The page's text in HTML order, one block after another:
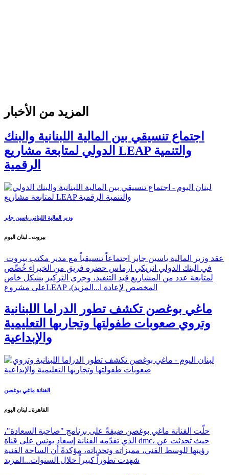
المزيد من الأخبار
اجتماع تنسيقي بين المالية اللبنانية والبنك
الدولي لمتابعة مشاريع LEAP والتنمية
الرقمية
وزير المالية اللبناني ياسين جابر
بيروت ـ لبنان اليوم
في البنك الدولي انريكي ارماس حضره فريق من الخبراء خُصِّص
لمتابعة عدد من المشاريع قيد التنفيذ، وجرى التركيز بشكل خاص
على مشروعLEAP ،(المخصص لإعادة ا... المزيد
ماغي بوغصن تكشف تطور الدراما اللبنانية
وتروي صعوبات طفولتها وتجاربها التعليمية
والإبداعية
الفنانة ماغي بوغصن
القاهرة ـ لبنان اليوم
حلّت الفنانة ماغي بوغصن ضيفةً على برنامج "صاحبة السعادة"،
الذي تقدّمه الفنانة إسعاد يونس على قناة dmc، حيث تحدثت عن
رؤيتها للوسط الفني، مميزاته وتحدياته، مؤكدةً أن الساحة الفنية
شهدت تطوراً كبيراً خلال السنوات... المزيد